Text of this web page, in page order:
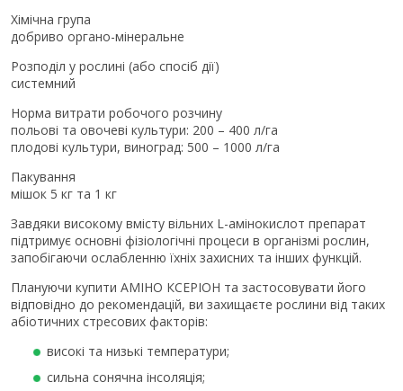
Хімічна група
добриво органо-мінеральне
Розподіл у рослині (або спосіб дії)
системний
Норма витрати робочого розчину
польові та овочеві культури: 200 – 400 л/га
плодові культури, виноград: 500 – 1000 л/га
Пакування
мішок 5 кг та 1 кг
Завдяки високому вмісту вільних L-амінокислот препарат
підтримує основні фізіологічні процеси в організмі рослин,
запобігаючи ослабленню їхніх захисних та інших функцій.
Плануючи купити АМІНО КСЕРІОН та застосовувати його
відповідно до рекомендацій, ви захищаєте рослини від таких
абіотичних стресових факторів:
високі та низькі температури;
сильна сонячна інсоляція;